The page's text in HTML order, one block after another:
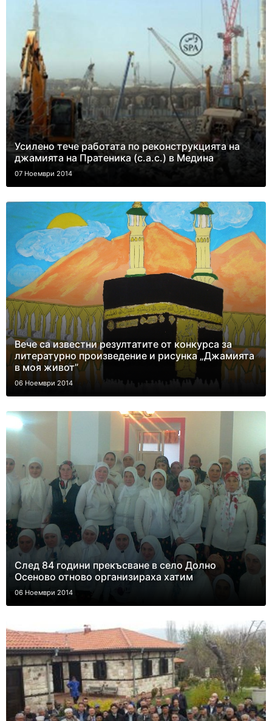
Усилено тече работата по реконструкцията на
джамията на Пратеника (с.а.с.) в Медина
07 Ноември 2014
Вече са известни резултатите от конкурса за
литературно произведение и рисунка „Джамията
в моя живот”
06 Ноември 2014
След 84 години прекъсване в село Долно
Осеново отново организираха хатим
06 Ноември 2014